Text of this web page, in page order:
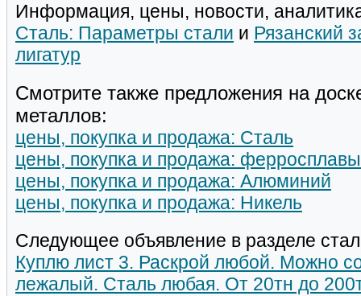
Информация, цены, новости,
Сталь: Параметры стали и Рязанский
лигатур
Смотрите также предложения на
металлов:
цены, покупка и продажа: Сталь
цены, покупка и продажа: ферросплавы
цены, покупка и продажа: Алюминий
цены, покупка и продажа: Никель
Следующее объявление в разделе
Куплю лист 3. Раскрой любой. Можно
лежалый. Сталь любая. От 20тн до